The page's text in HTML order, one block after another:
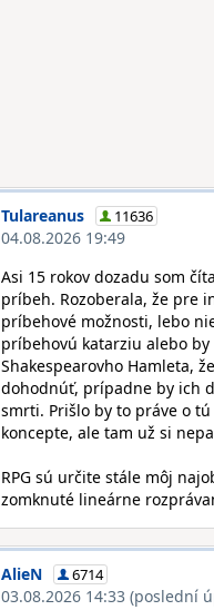
Tulareanus 11636
04.08.2026 19:49
Asi 15 rokov dozadu som
príbeh. Rozoberala, že pre
príbehové možnosti, lebo
príbehovú katarziu alebo
Shakespearovho Hamleta,
dohodnúť, prípadne by ich
smrti. Prišlo by to práve o
koncepte, ale tam už si
RPG sú určite stále môj
zomknuté lineárne
AlieN 6714
03.08.2026 14:33 (poslední